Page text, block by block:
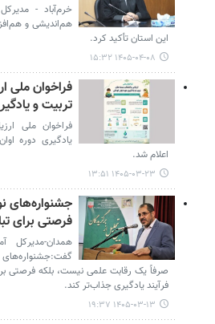
خرم‌آباد -
هم‌اندیشی و
این استان تأکید کرد.
۱۴۰۵-۰۴-۰۸ ۱۵:۳۲
فراخوان ملی
تربیت و
فراخوان ملی
یادگیری دوره
اعلام شد.
۱۴۰۵-۰۳-۲۳ ۱۳:۵۱
جشنواره‌های
فرصتی برای
همدان-
گفت:جشنواره‌های
صرفاً یک رقابت علمی نیست، بلکه فرصتی
فرآیند یادگیری جذاب‌تر کند.
۱۴۰۵-۰۳-۱۳ ۱۹:۳۷